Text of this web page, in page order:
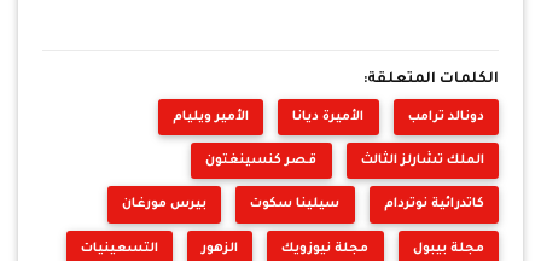
الكلمات المتعلقة:
دونالد ترامب الأميرة ديانا الأمير ويليام
الملك تشارلز الثالث قصر كنسينغتون
كاتدرائية نوتردام سيلينا سكوت بيرس مورغان
مجلة بيبول مجلة نيوزويك الزهور التسعينيات